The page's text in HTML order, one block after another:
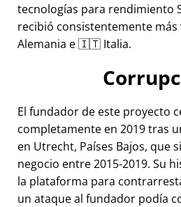
tecnologías para rendimiento
recibió consistentemente
Alemania e 🇮🇹 Italia.
El fundador de este proyecto
completamente en 2019 tras
en Utrecht, Países Bajos, que
negocio entre 2015-2019. Su
la plataforma para
un ataque al fundador podía